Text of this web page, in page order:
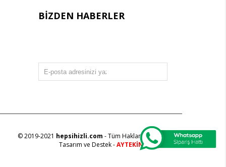
BIZDEN HABERLER
© 2019-2021 hepsihizli.com - Tüm Hakları Saklıdır.
Tasarım ve Destek -AYTEKİN BİLİŞİM